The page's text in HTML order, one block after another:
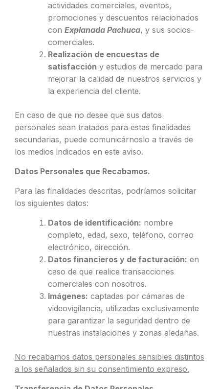
actividades comerciales, eventos,
promociones y descuentos relacionados
con Explanada Pachuca, y sus socios-
comerciales.
Realización de encuestas de
satisfacción y estudios de mercado para
mejorar la calidad de nuestros servicios y
la experiencia del cliente.
En caso de que no desee que sus datos
personales sean tratados para estas finalidades
secundarias, puede comunicárnoslo a través de
los medios indicados en este aviso.
Datos Personales que Recabamos.
Para las finalidades descritas, podríamos solicitar
los siguientes datos:
Datos de identificación: nombre
completo, edad, sexo, teléfono, correo
electrónico, dirección.
Datos financieros y de facturación: en
caso de que realice transacciones
comerciales con nosotros.
Imágenes: captadas por cámaras de
videovigilancia, utilizadas exclusivamente
para garantizar la seguridad dentro de
nuestras instalaciones y zonas aledañas.
No recabamos datos personales sensibles distintos
a los señalados sin su consentimiento expreso.